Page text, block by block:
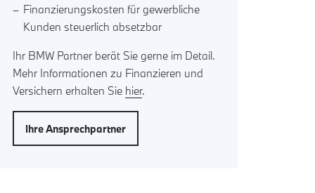
Finanzierungskosten für gewerbliche
Kunden steuerlich absetzbar
Ihr BMW Partner berät Sie gerne im Detail.
Mehr Informationen zu Finanzieren und
Versichern erhalten Sie hier.
Ihre Ansprechpartner